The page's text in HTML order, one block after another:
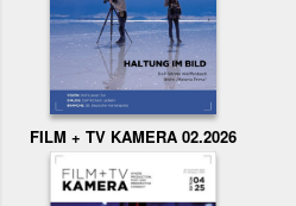
FILM + TV KAMERA 02.2026